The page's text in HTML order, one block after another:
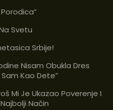
Svetu
Srbije!
Nisam Obukla Dres
Kao Dete”
Mi Je Ukazao Poverenje I
Način